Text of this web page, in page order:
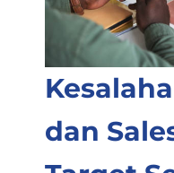
dan